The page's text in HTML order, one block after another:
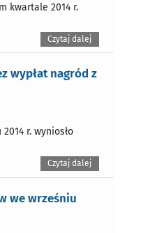
kwartale 2014 r.
Czytaj dalej
wypłat nagród z
r. wyniosło
Czytaj dalej
we wrześniu